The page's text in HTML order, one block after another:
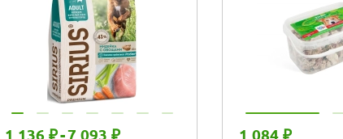
1 136 ₽-7 093 ₽ 1 084 ₽